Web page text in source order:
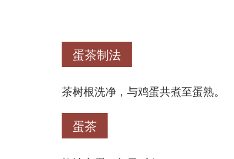
蛋茶制法
茶树根洗净，与鸡蛋共煮至蛋熟。
蛋茶